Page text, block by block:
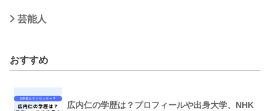
芸能人
おすすめ
広内仁の学歴は？プロフィールや出身大学、NHK